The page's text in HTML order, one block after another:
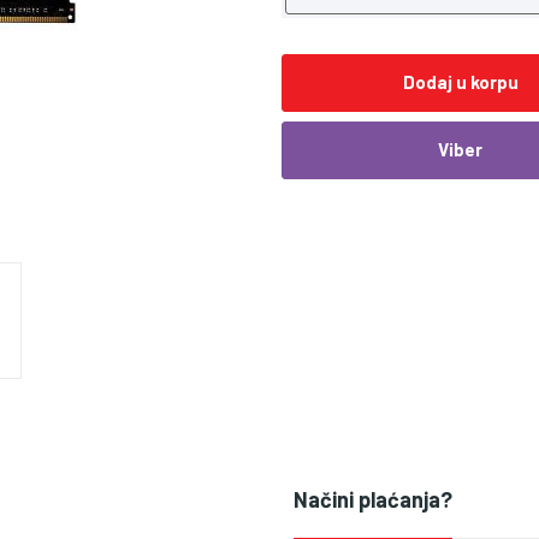
Dodaj u korpu
Viber
Načini plaćanja?